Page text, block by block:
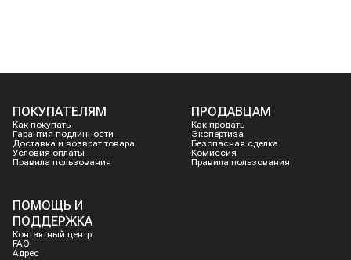
ПОКУПАТЕЛЯМ
Как покупать
Гарантия подлинности
Доставка и возврат товара
Условия оплаты
Правила пользования
ПРОДАВЦАМ
Как продать
Экспертиза
Безопасная сделка
Комиссия
Правила пользования
ПОМОЩЬ И
ПОДДЕРЖКА
Контактный центр
FAQ
Адрес